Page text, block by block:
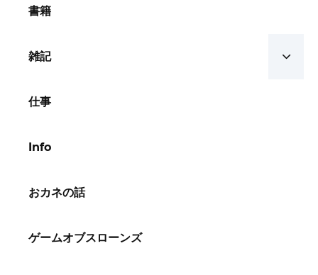
書籍
雑記
仕事
Info
おカネの話
ゲームオブスローンズ